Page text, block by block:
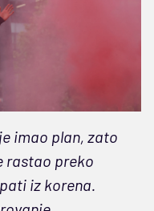
imao plan, zato
rastao preko
iz korena.